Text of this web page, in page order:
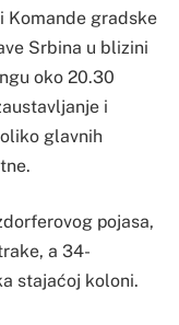
Komande gradske
Srbina u blizini
oko 20.30
i
glavnih
pojasa,
a 34-
stajaćoj koloni.